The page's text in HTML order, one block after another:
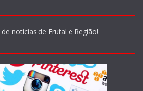
notícias de Frutal e Região!